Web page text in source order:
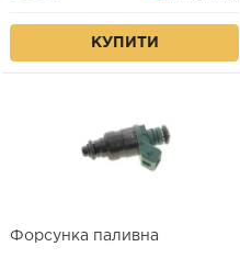
КУПИТИ
Форсунка паливна